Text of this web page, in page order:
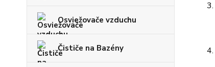
Osviežovače vzduchu
Čističe na Bazény